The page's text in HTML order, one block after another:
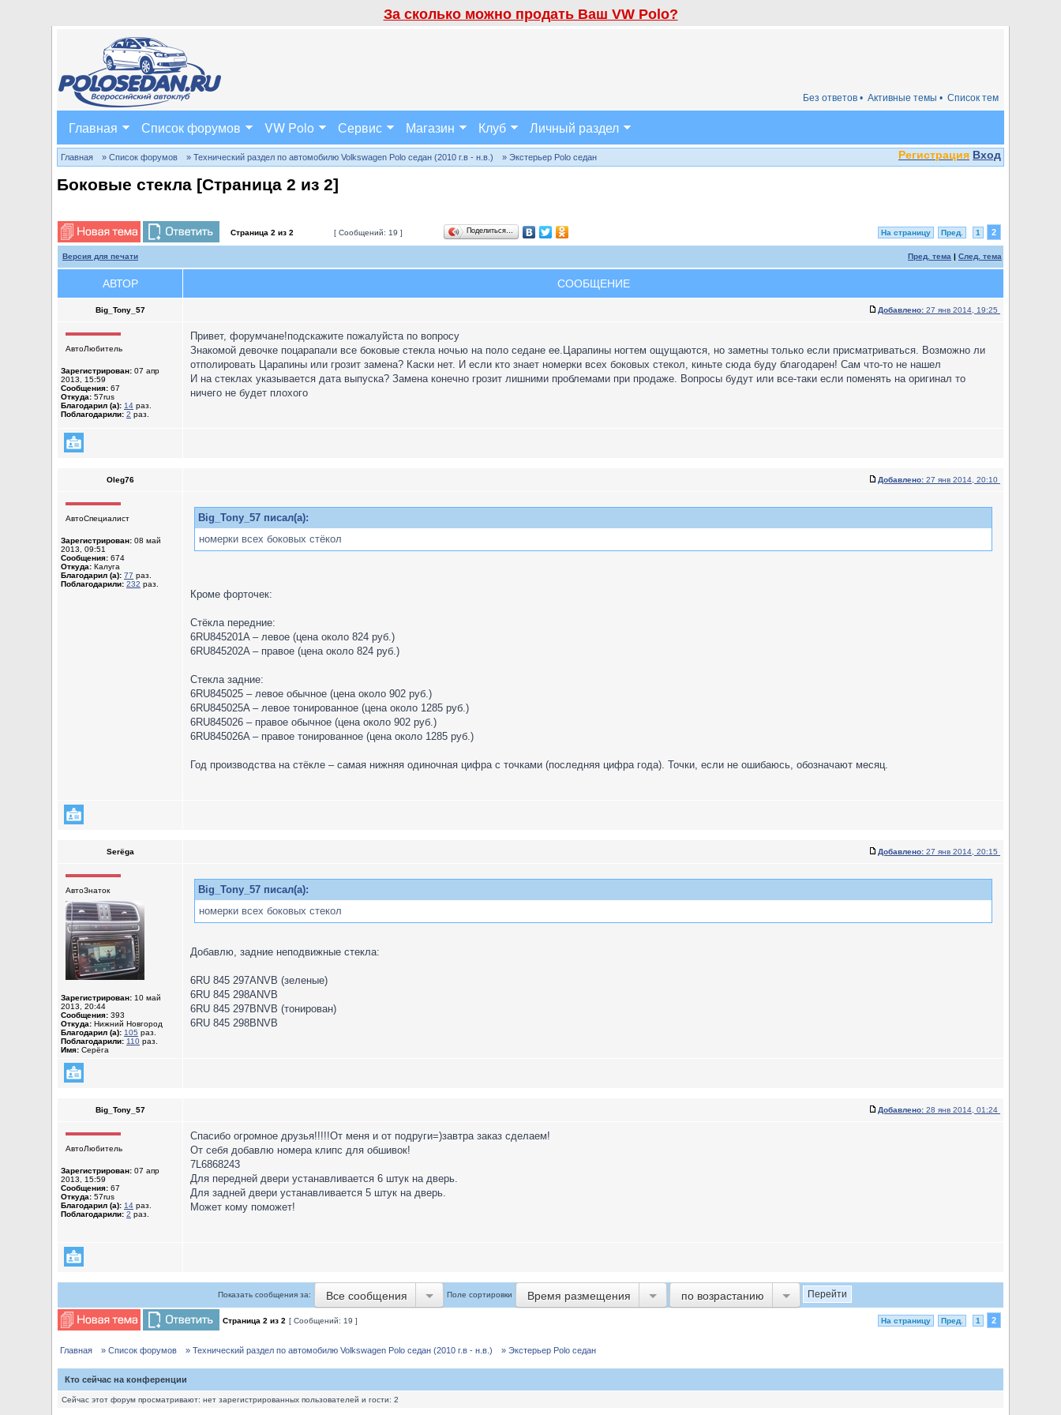
За сколько можно продать Ваш VW Polo?
Список тем
Активные темы •
Без ответов •
Главная Список форумов VW Polo Сервис Магазин Клуб Личный раздел
Регистрация Вход
Главная » Список форумов » Технический раздел по автомобилю Volkswagen Polo седан (2010 г.в - н.в.) » Экстерьер Polo седан
Боковые стекла [Страница 2 из 2]
Страница 2 из 2 [ Сообщений: 19 ] Поделиться… На страницу Пред. 1 2
Версия для печати Пред. тема | След. тема
АВТОР СООБЩЕНИЕ
Big_Tony_57 Добавлено: 27 янв 2014, 19:25
АвтоЛюбитель
Зарегистрирован: 07 апр
2013, 15:59
Сообщения: 67
Откуда: 57rus
Благодарил (а): 14 раз.
Поблагодарили: 2 раз.
Привет, форумчане!подскажите пожалуйста по вопросу
Знакомой девочке поцарапали все боковые стекла ночью на поло седане ее.Царапины ногтем ощущаются, но заметны только если присматриваться. Возможно ли
отполировать Царапины или грозит замена? Каски нет. И если кто знает номерки всех боковых стекол, киньте сюда буду благодарен! Сам что-то не нашел
И на стеклах указывается дата выпуска? Замена конечно грозит лишними проблемами при продаже. Вопросы будут или все-таки если поменять на оригинал то
ничего не будет плохого
Oleg76 Добавлено: 27 янв 2014, 20:10
АвтоСпециалист
Зарегистрирован: 08 май
2013, 09:51
Сообщения: 674
Откуда: Калуга
Благодарил (а): 77 раз.
Поблагодарили: 232 раз.
Big_Tony_57 писал(а):
номерки всех боковых стёкол
Кроме форточек:
Стёкла передние:
6RU845201A – левое (цена около 824 руб.)
6RU845202A – правое (цена около 824 руб.)
Стекла задние:
6RU845025 – левое обычное (цена около 902 руб.)
6RU845025A – левое тонированное (цена около 1285 руб.)
6RU845026 – правое обычное (цена около 902 руб.)
6RU845026A – правое тонированное (цена около 1285 руб.)
Год производства на стёкле – самая нижняя одиночная цифра с точками (последняя цифра года). Точки, если не ошибаюсь, обозначают месяц.
Serёga Добавлено: 27 янв 2014, 20:15
АвтоЗнаток
Зарегистрирован: 10 май
2013, 20:44
Сообщения: 393
Откуда: Нижний Новгород
Благодарил (а): 105 раз.
Поблагодарили: 110 раз.
Имя: Серёга
Big_Tony_57 писал(а):
номерки всех боковых стекол
Добавлю, задние неподвижные стекла:
6RU 845 297ANVB (зеленые)
6RU 845 298ANVB
6RU 845 297BNVB (тонирован)
6RU 845 298BNVB
Big_Tony_57 Добавлено: 28 янв 2014, 01:24
АвтоЛюбитель
Зарегистрирован: 07 апр
2013, 15:59
Сообщения: 67
Откуда: 57rus
Благодарил (а): 14 раз.
Поблагодарили: 2 раз.
Спасибо огромное друзья!!!!!От меня и от подруги=)завтра заказ сделаем!
От себя добавлю номера клипс для обшивок!
7L6868243
Для передней двери устанавливается 6 штук на дверь.
Для задней двери устанавливается 5 штук на дверь.
Может кому поможет!
Показать сообщения за: Все сообщения Поле сортировки Время размещения по возрастанию
Страница 2 из 2 [ Сообщений: 19 ] На страницу Пред. 1 2
Главная » Список форумов » Технический раздел по автомобилю Volkswagen Polo седан (2010 г.в - н.в.) » Экстерьер Polo седан
Кто сейчас на конференции
Сейчас этот форум просматривают: нет зарегистрированных пользователей и гости: 2